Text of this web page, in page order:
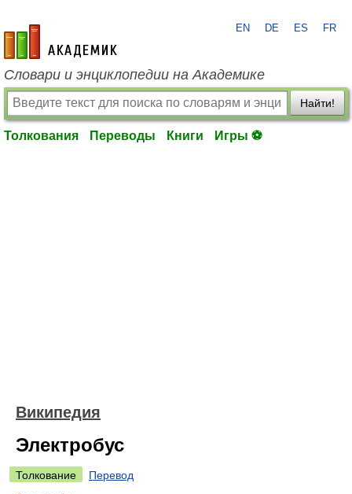
academic.ru
EN DE ES FR
Словари и энциклопедии на Академике
Найти!
Толкования Переводы Книги Игры ⚽
Википедия
Электробус
Толкование
Перевод